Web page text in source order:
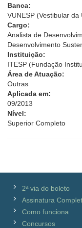
Banca:
VUNESP (Vestibular
Cargo:
Analista de
Desenvolvimento
Instituição:
ITESP (Fundação
Área de Atuação:
Outras
Aplicada em:
09/2013
Nível:
Superior Completo
2ª via do boleto
Assinatura
Como funciona
Concursos